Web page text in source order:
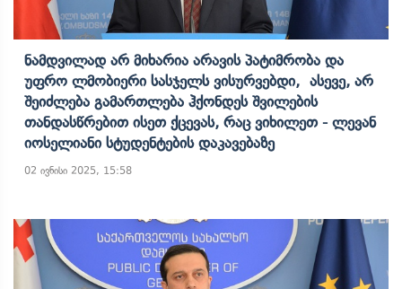
Ნამდვილად Არ Მიხარია Არავის Პატიმრობა Და
Უფრო Ლმობიერი Სასჯელს Ვისურვებდი, Ასევე, Არ
Შეიძლება Გამართლება Ჰქონდეს Შვილების
Თანდასწრებით Ისეთ Ქცევას, Რაც Ვიხილეთ - Ლევან
Იოსელიანი Სტუდენტების Დაკავებაზე
02 ივნისი 2025, 15:58